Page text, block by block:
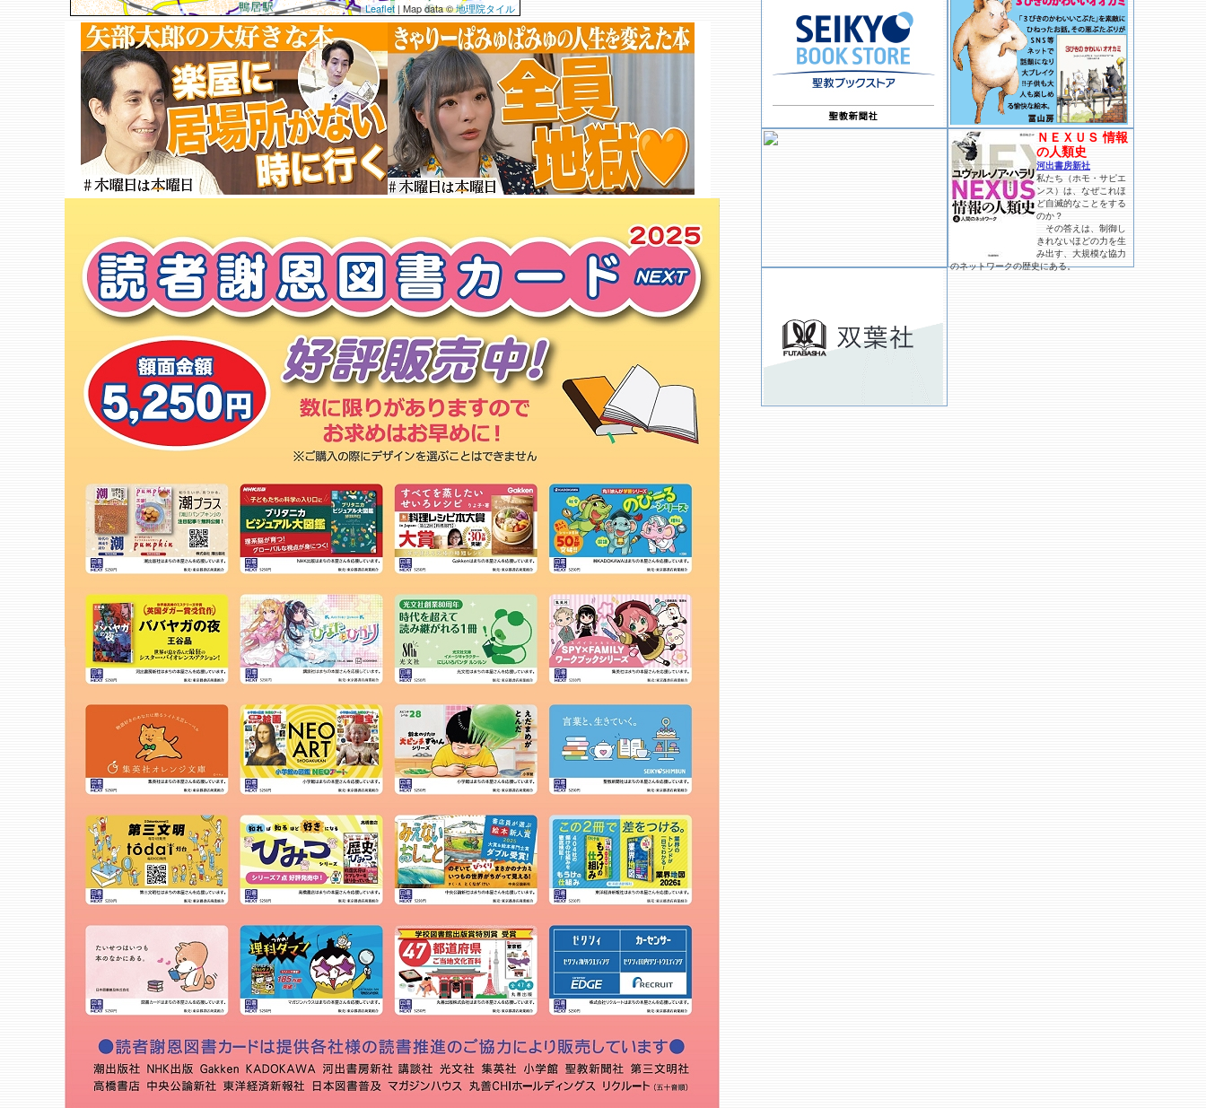
Leaflet | Map data ©地理院タイル
ＮＥＸＵＳ 情報
の人類史
河出書房新社
私たち（ホモ・サピエ
ンス）は、なぜこれほ
ど自滅的なことをする
のか？
その答えは、制御し
きれないほどの力を生
み出す、大規模な協力
のネットワークの歴史にある。